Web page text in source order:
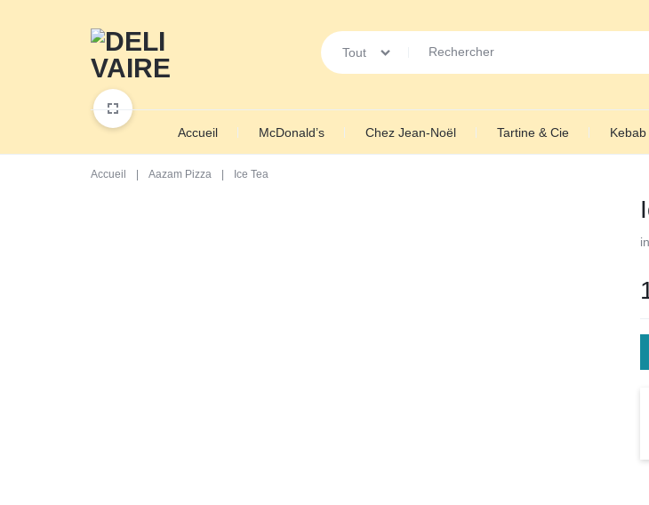
DELIVAIRE
FAÎTES
LIVRER
Tout
Accueil McDonald’s Chez Jean-Noël Tartine & Cie
Accueil Aazam Pizza Ice Tea